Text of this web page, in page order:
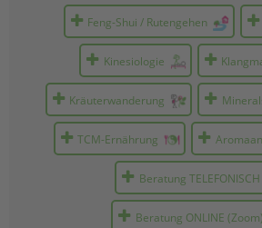
Feng-Shui / Rutengehen
Kinesiologie
Kräuterwanderung
TCM-Ernährung
Beratung TELEFONISCH
Beratung ONLINE (Zoom)